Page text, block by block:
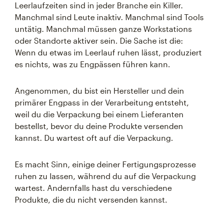
Leerlaufzeiten sind in jeder Branche ein Killer.
Manchmal sind Leute inaktiv. Manchmal sind Tools
untätig. Manchmal müssen ganze Workstations
oder Standorte aktiver sein. Die Sache ist die:
Wenn du etwas im Leerlauf ruhen lässt, produziert
es nichts, was zu Engpässen führen kann.
Angenommen, du bist ein Hersteller und dein
primärer Engpass in der Verarbeitung entsteht,
weil du die Verpackung bei einem Lieferanten
bestellst, bevor du deine Produkte versenden
kannst. Du wartest oft auf die Verpackung.
Es macht Sinn, einige deiner Fertigungsprozesse
ruhen zu lassen, während du auf die Verpackung
wartest. Andernfalls hast du verschiedene
Produkte, die du nicht versenden kannst.